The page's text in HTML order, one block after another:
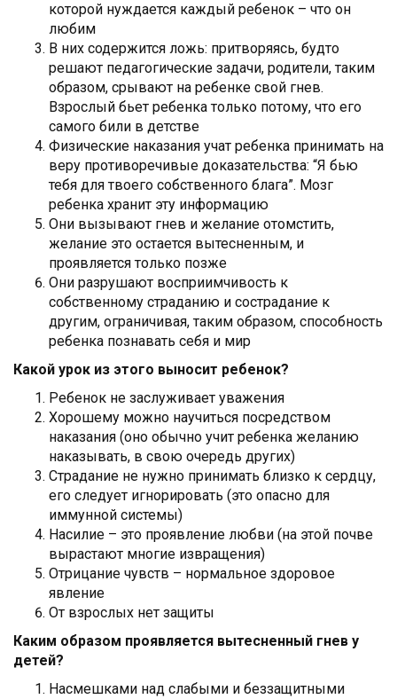
которой нуждается каждый ребенок – что он
любим
В них содержится ложь: притворяясь, будто
решают педагогические задачи, родители, таким
образом, срывают на ребенке свой гнев.
Взрослый бьет ребенка только потому, что его
самого били в детстве
Физические наказания учат ребенка принимать на
веру противоречивые доказательства: “Я бью
тебя для твоего собственного блага”. Мозг
ребенка хранит эту информацию
Они вызывают гнев и желание отомстить,
желание это остается вытесненным, и
проявляется только позже
Они разрушают восприимчивость к
собственному страданию и сострадание к
другим, ограничивая, таким образом, способность
ребенка познавать себя и мир
Какой урок из этого выносит ребенок?
Ребенок не заслуживает уважения
Хорошему можно научиться посредством
наказания (оно обычно учит ребенка желанию
наказывать, в свою очередь других)
Страдание не нужно принимать близко к сердцу,
его следует игнорировать (это опасно для
иммунной системы)
Насилие – это проявление любви (на этой почве
вырастают многие извращения)
Отрицание чувств – нормальное здоровое
явление
От взрослых нет защиты
Каким образом проявляется вытесненный гнев у
детей?
Насмешками над слабыми и беззащитными